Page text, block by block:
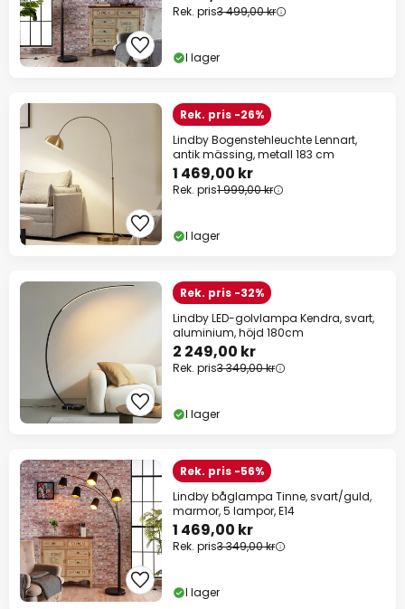
Rek. pris3 499,00 kr
I lager
Rek. pris -26%
Lindby Bogenstehleuchte Lennart,
antik mässing, metall 183 cm
1 469,00 kr
Rek. pris1 999,00 kr
I lager
Rek. pris -32%
Lindby LED-golvlampa Kendra, svart,
aluminium, höjd 180cm
2 249,00 kr
Rek. pris3 349,00 kr
I lager
Rek. pris -56%
Lindby båglampa Tinne, svart/guld,
marmor, 5 lampor, E14
1 469,00 kr
Rek. pris3 349,00 kr
I lager